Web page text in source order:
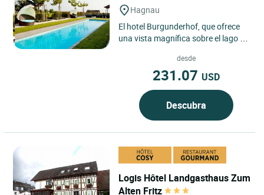
Hagnau
El hotel Burgunderhof, que ofrece
una vista magnífica sobre el lago de
primera explotación...
desde
231.07 USD
Descubra
Logis Hôtel Landgasthaus Zum
Alten Fritz